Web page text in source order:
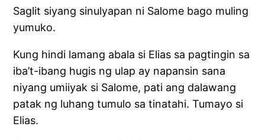
Saglit siyang sinulyapan ni Salome bago muling
yumuko.
Kung hindi lamang abala si Elias sa pagtingin sa
iba’t-ibang hugis ng ulap ay napansin sana
niyang umiiyak si Salome, pati ang dalawang
patak ng luhang tumulo sa tinatahi. Tumayo si
Elias.